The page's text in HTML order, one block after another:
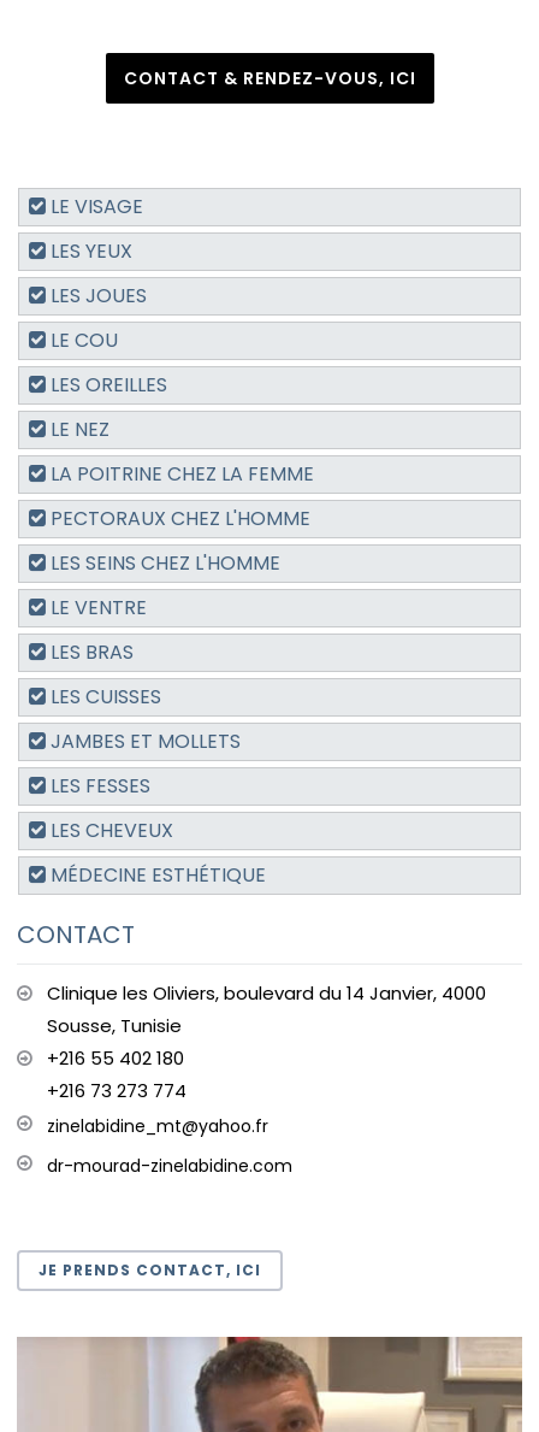
CONTACT & RENDEZ-VOUS, ICI
LE VISAGE
LES YEUX
LES JOUES
LE COU
LES OREILLES
LE NEZ
LA POITRINE CHEZ LA FEMME
PECTORAUX CHEZ L'HOMME
LES SEINS CHEZ L'HOMME
LE VENTRE
LES BRAS
LES CUISSES
JAMBES ET MOLLETS
LES FESSES
LES CHEVEUX
MÉDECINE ESTHÉTIQUE
CONTACT
Clinique les Oliviers, boulevard du 14 Janvier, 4000
Sousse, Tunisie
+216 55 402 180
+216 73 273 774
zinelabidine_mt@yahoo.fr
dr-mourad-zinelabidine.com
JE PRENDS CONTACT, ICI